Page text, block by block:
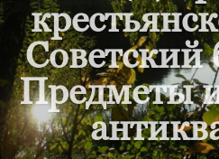
Советский
Предметы